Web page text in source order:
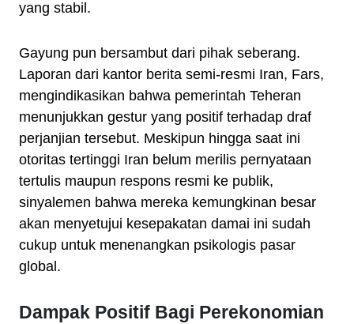
yang stabil.
Gayung pun bersambut dari pihak seberang.
Laporan dari kantor berita semi-resmi Iran, Fars,
mengindikasikan bahwa pemerintah Teheran
menunjukkan gestur yang positif terhadap draf
perjanjian tersebut. Meskipun hingga saat ini
otoritas tertinggi Iran belum merilis pernyataan
tertulis maupun respons resmi ke publik,
sinyalemen bahwa mereka kemungkinan besar
akan menyetujui kesepakatan damai ini sudah
cukup untuk menenangkan psikologis pasar
global.
Dampak Positif Bagi Perekonomian